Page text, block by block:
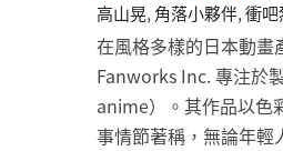
高山晃,角落小夥伴,衝吧
在風格多樣的日本動畫
Fanworks Inc. 專注於
anime）。其作品以色
事情節著稱，無論年輕